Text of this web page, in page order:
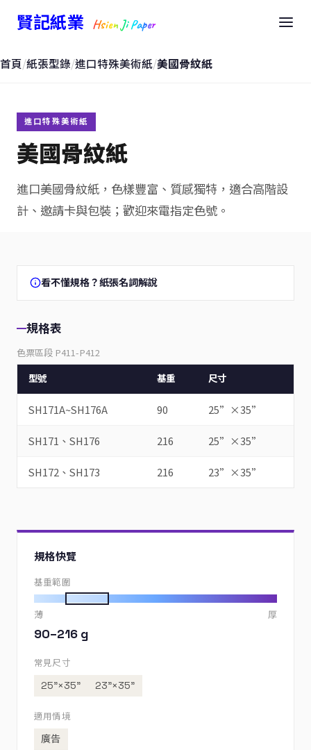
賢記紙業 Hsien Ji Paper
首頁/紙張型錄/進口特殊美術紙/美國骨紋紙
進口特殊美術紙
美國骨紋紙
進口美國骨紋紙，色樣豐富、質感獨特，適合高階設
計、邀請卡與包裝；歡迎來電指定色號。
看不懂規格？紙張名詞解說
規格表
色票區段 P411-P412
型號 基重 尺寸
SH171A~SH176A 90 25”×35”
SH171、SH176 216 25”×35”
SH172、SH173 216 23”×35”
規格快覽
基重範圍
薄 厚
90–216 g
常見尺寸
25”×35” 23”×35”
適用情境
廣告